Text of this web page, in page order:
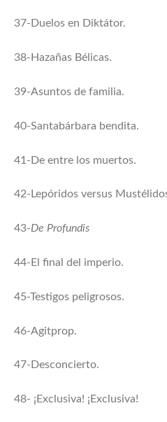
37-Duelos en Diktátor.
38-Hazañas Bélicas.
39-Asuntos de familia.
40-Santabárbara bendita.
41-De entre los muertos.
42-Lepóridos versus
43-De Profundis
44-El final del imperio.
45-Testigos peligrosos.
46-Agitprop.
47-Desconcierto.
48- ¡Exclusiva! ¡Exclusiva!